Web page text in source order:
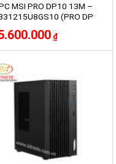
MSI PRO DP10 13M –
(PRO DP
₫